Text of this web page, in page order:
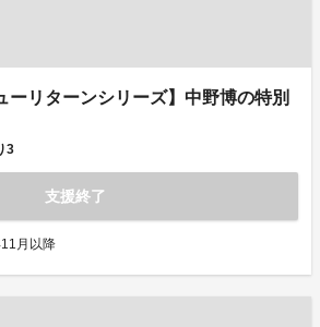
ーリターンシリーズ】中野博の特別
3
支援終了
月以降